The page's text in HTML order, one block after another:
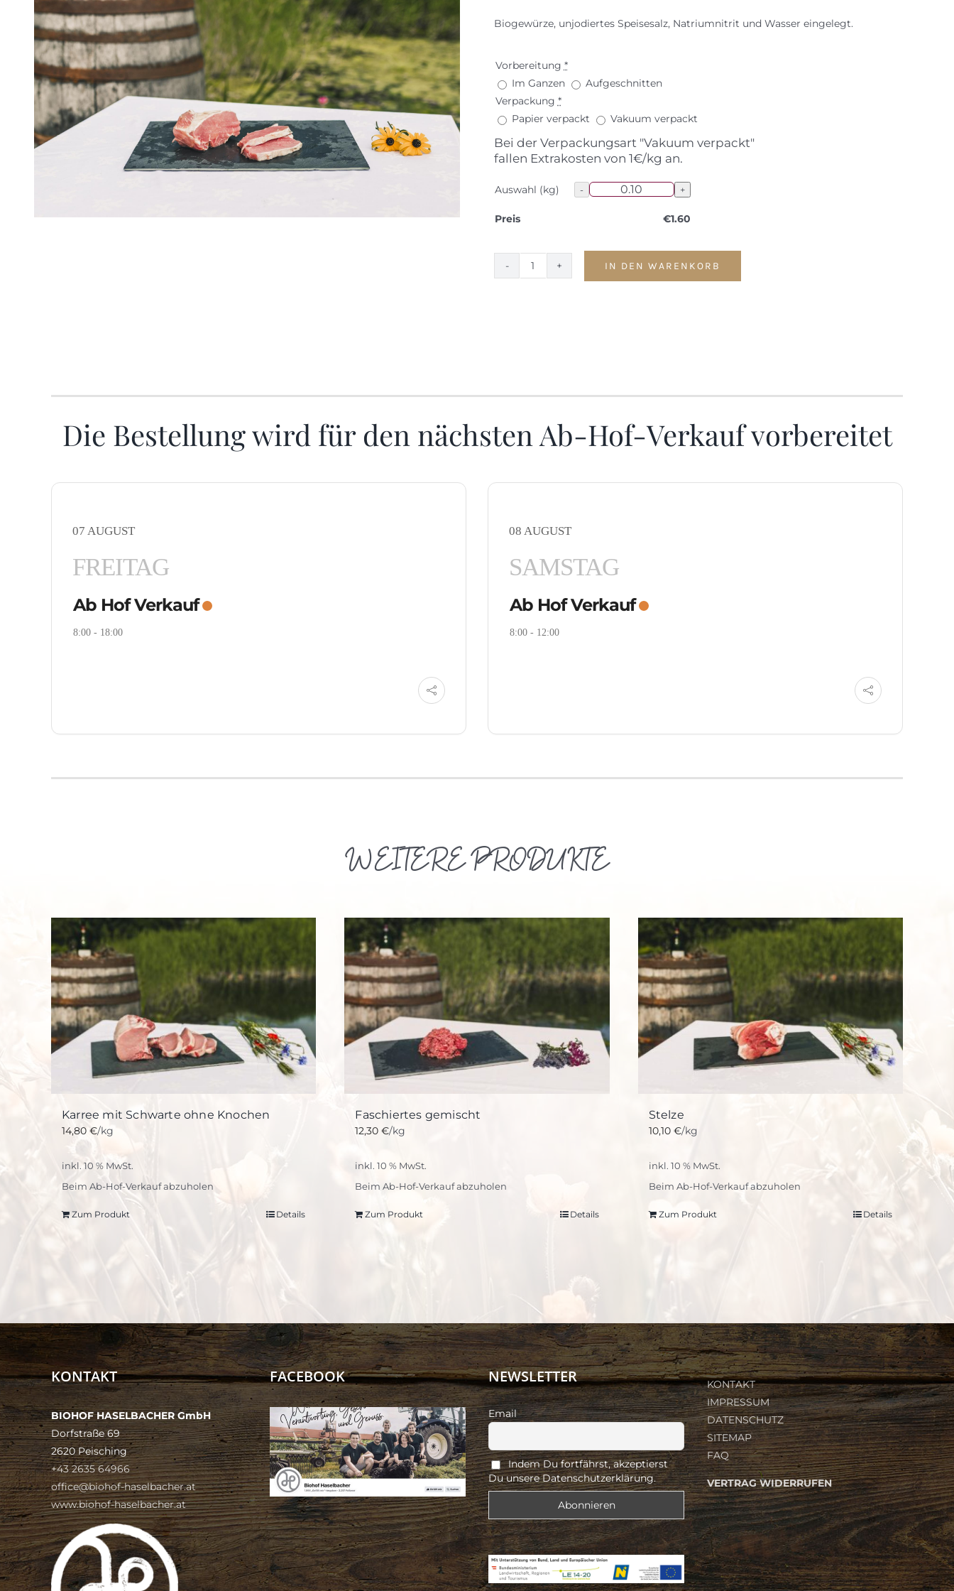
Biogewürze, unjodiertes Speisesalz, Natriumnitrit und Wasser eingelegt.
Vorbereitung *
Im Ganzen
Aufgeschnitten
Verpackung *
Papier verpackt
Vakuum verpackt
Bei der Verpackungsart "Vakuum verpackt"
fallen Extrakosten von 1€/kg an.
Auswahl (kg)
Preis €1.60
Surkarree
IN DEN WARENKORB
Die Bestellung wird für den nächsten Ab-Hof-Verkauf vorbereitet
07 AUGUST
FREITAG
Ab Hof Verkauf
8:00- 18:00
08 AUGUST
SAMSTAG
Ab Hof Verkauf
8:00 - 12:00
WEITERE PRODUKTE
Karree mit Schwarte ohne Knochen
14,80€/kg
inkl. 10 % MwSt.
Beim Ab-Hof-Verkauf abzuholen
Zum Produkt Details
Faschiertes gemischt
12,30€/kg
inkl. 10 % MwSt.
Beim Ab-Hof-Verkauf abzuholen
Zum Produkt Details
Stelze
10,10 €/kg
inkl. 10 % MwSt.
Beim Ab-Hof-Verkauf abzuholen
Zum Produkt Details
KONTAKT
BIOHOF HASELBACHER GmbH
Dorfstraße 69
2620 Peisching
+43 2635 64966
office@biohof-haselbacher.at
www.biohof-haselbacher.at
FACEBOOK NEWSLETTER
Email
Indem Du fortfährst, akzeptierst
Du unsere Datenschutzerklärung.
KONTAKT
IMPRESSUM
DATENSCHUTZ
SITEMAP
FAQ
VERTRAG WIDERRUFEN